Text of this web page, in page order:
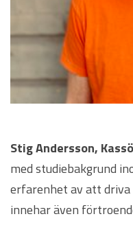
Stig Andersson,
med studiebakgrund
erfarenhet av att driva
innehar även